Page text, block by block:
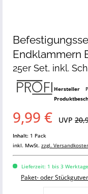
Endklammern
25er Set, inkl.
Hersteller
9,99 € UVP
Inhalt: 1 Pack
inkl. MwSt. zzgl.
Lieferzeit: 1 bis 3 Werktage
Paket- oder